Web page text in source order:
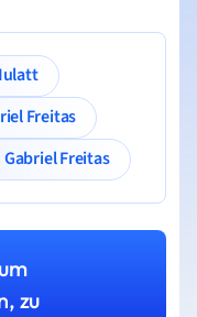
Hulatt
Freitas
Gabriel Freitas
zu